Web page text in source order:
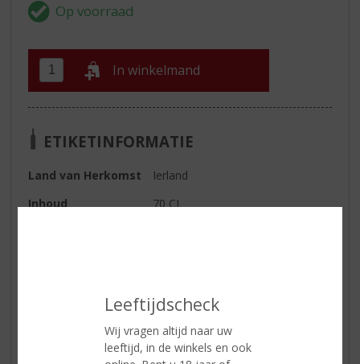
Leeftijdscheck
Wij vragen altijd naar uw
leeftijd, in de winkels en ook
In winkelmand
ETIKETINFORMATIE
Land van Herkomst
Ierland
Inhoud
70 CL
Reviews